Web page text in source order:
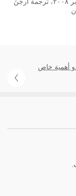
تفريغ صوتي لمحاضرة ، موريليا، المكسيك أكتوبر ٢٠٠٨، ترجمة أرجُنَ
أهمية خاص